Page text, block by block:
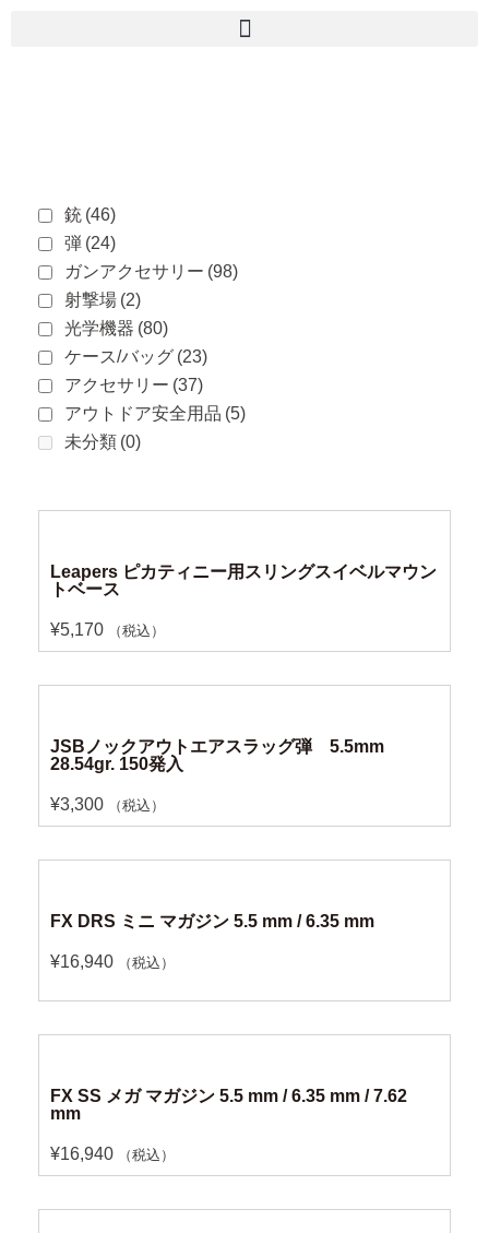
銃 (46)
弾 (24)
ガンアクセサリー (98)
射撃場 (2)
光学機器 (80)
ケース/バッグ (23)
アクセサリー (37)
アウトドア安全用品 (5)
未分類 (0)
Leapers ピカティニー用スリングスイベルマウン
トベース
¥5,170 （税込）
JSBノックアウトエアスラッグ弾 5.5mm
28.54gr. 150発入
¥3,300 （税込）
FX DRS ミニ マガジン 5.5 mm / 6.35 mm
¥16,940 （税込）
FX SS メガ マガジン 5.5 mm / 6.35 mm / 7.62
mm
¥16,940 （税込）